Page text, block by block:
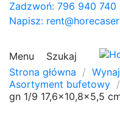
Zadzwoń: 796 940 740
Napisz:
Menu
Szukaj
Strona główna
Asortyment bufetowy
gn 1/9 17,6x10,8x5,5